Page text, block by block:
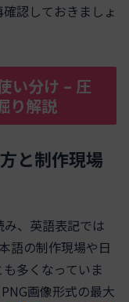
認しておきましょ
い分け – 圧
り解説
と制作現場
、英語表記では
語の制作現場や日
多くなっていま
画像形式の最大